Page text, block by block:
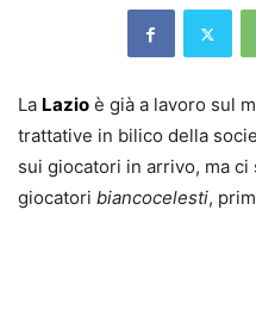
La Lazio è già a lavoro sul
trattative in bilico della
sui giocatori in arrivo, ma
giocatori biancocelesti,